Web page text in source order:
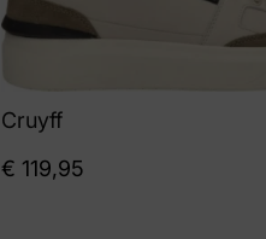
Cruyff
€ 119,95